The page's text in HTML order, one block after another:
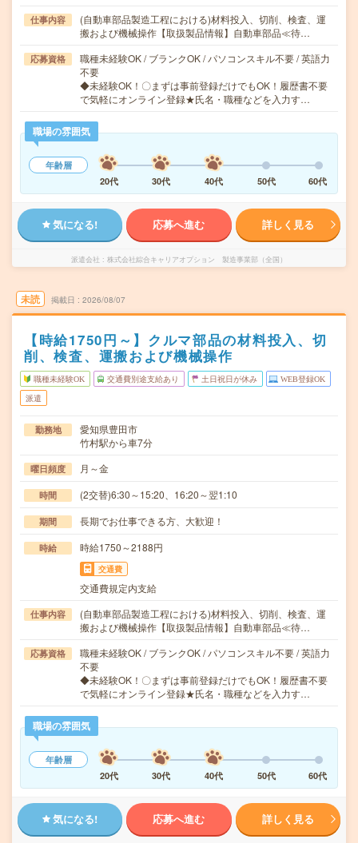
仕事内容
(自動車部品製造工程における)材料投入、切削、検査、運
搬および機械操作【取扱製品情報】自動車部品≪待…
応募資格
職種未経験OK / ブランクOK / パソコンスキル不要 / 英語力
不要
◆未経験OK！〇まずは事前登録だけでもOK！履歴書不要
で気軽にオンライン登録★氏名・職種などを入力す…
職場の雰囲気
年齢層
20代
30代 40代 50代 60代
気になる! 応募へ進む 詳しく見る
派遣会社 株式会社綜合キャリアオプション 製造事業部（全国）
未読 掲載日 2026/08/07
【時給1750円～】クルマ部品の材料投入、切
削、検査、運搬および機械操作
職種未経験OK 交通費別途支給あり 土日祝日が休み WEB登録OK
派遣
勤務地
愛知県豊田市
竹村駅から車7分
曜日頻度 月～金
時間 (2交替)6:30～15:20、16:20～翌1:10
期間 長期でお仕事できる方、大歓迎！
時給 時給1750～2188円
交通費
交通費規定内支給
仕事内容
(自動車部品製造工程における)材料投入、切削、検査、運
搬および機械操作【取扱製品情報】自動車部品≪待…
応募資格
職種未経験OK / ブランクOK / パソコンスキル不要 / 英語力
不要
◆未経験OK！〇まずは事前登録だけでもOK！履歴書不要
で気軽にオンライン登録★氏名・職種などを入力す…
職場の雰囲気
年齢層
20代
30代 40代 50代 60代
気になる! 応募へ進む 詳しく見る